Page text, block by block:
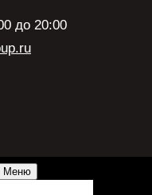
до 20:00
Меню